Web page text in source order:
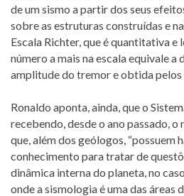
de um sismo a partir dos seus
sobre as estruturas construídas e
Escala Richter, que é quantitativa
número a mais na escala equivale a
amplitude do tremor e obtida pelos
Ronaldo aponta, ainda, que o
recebendo, desde o ano passado,
que, além dos geólogos, “possuem
conhecimento para tratar de
dinâmica interna do planeta, no
onde a sismologia é uma das áreas